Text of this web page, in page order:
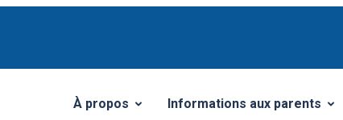
À propos
Ouvrir/Fermer le sous-menuInformations aux parents
Ouvrir/Fermer le sous-menu